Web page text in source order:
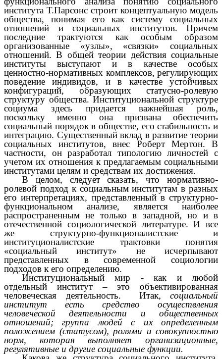
института Т.Парсонс строит концептуальную модель
общества, понимая его как систему социальных
отношений и социальных институтов. Причем
последние трактуются как особым образом
организованные «узлы», «связки» социальных
отношений. В общей теории действия социальные
институты выступают и в качестве особых
ценностно-нормативных комплексов, регулирующих
поведение индивидов, и в качестве устойчивых
конфигураций, образующих статусно-ролевую
структуру общества. Институциональной структуре
социума здесь придается важнейшая роль,
поскольку именно она призвана обеспечить
социальный порядок в обществе, его стабильность и
интеграцию. Существенный вклад в развитие теории
социальных институтов, внес Роберт Мертон. В
частности, он разработал типологию личностей с
учетом их отношения к предлагаемым социальными
институтами целям и средствам их достижения.
В целом, следует сказать, что нормативно-
ролевой подход к социальным институтам в разных
его интерпретациях, представленный в структурно-
функциональном анализе, является наиболее
распространенным не только в западной, но и в
отечественной социологической литературе. И все
же структурно-функционалистские и
институционалистские трактовки понятия
«социальный институт» не исчерпывают
представленных в современной социологии
подходов к его определению.
Институциональный мир - как и любой
отдельный институт – это объективированная
человеческая деятельность. Итак, социальный
институт есть средство осуществления
человеческой деятельности и общественных
отношений; группа людей с их определенным
положением (статусом), ролями и совокупностью
норм, которая выполняет организационные,
регулятивные и другие социальные функции.